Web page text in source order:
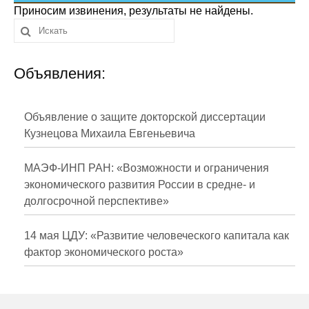
Сотрудники
Отчетность
Противодействие коррупции
Публикации
Научная жизнь
Издания
Проблемы прогнозирования
О журнале
Приносим извинения, результаты не найдены.
Объявления:
Объявление о защите докторской диссертации
Кузнецова Михаила Евгеньевича
МАЭФ-ИНП РАН: «Возможности и ограничения
экономического развития России в средне- и
долгосрочной перспективе»
14 мая ЦДУ: «Развитие человеческого капитала как
фактор экономического роста»